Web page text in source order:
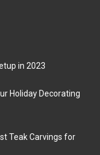
in 2023
Holiday Decorating
Teak Carvings for